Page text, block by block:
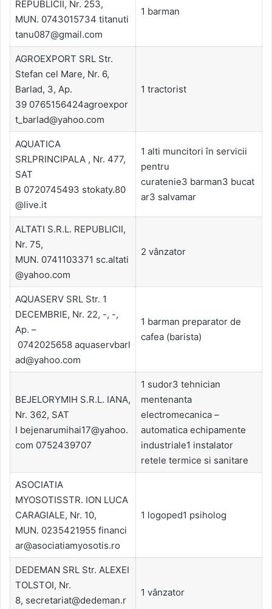
REPUBLICII, Nr. 253,
MUN. 0743015734 titanuti
tanu087@gmail.com
1 barman
AGROEXPORT SRL Str.
Stefan cel Mare, Nr. 6,
Barlad, 3, Ap.
39 0765156424agroexpor
t_barlad@yahoo.com
1 tractorist
AQUATICA
SRLPRINCIPALA , Nr. 477,
SAT
B 0720745493 stokaty.80
@live.it
1 alti muncitori în servicii
pentru
curatenie3 barman3 bucat
ar3 salvamar
ALTATI S.R.L. REPUBLICII,
Nr. 75,
MUN. 0741103371 sc.altati
@yahoo.com
2 vânzator
AQUASERV SRL Str. 1
DECEMBRIE, Nr. 22, -, -,
Ap. –
0742025658 aquaservbarl
ad@yahoo.com
1 barman preparator de
cafea (barista)
BEJELORYMIH S.R.L. IANA,
Nr. 362, SAT
I bejenarumihai17@yahoo.
com 0752439707
1 sudor3 tehnician
mentenanta
electromecanica –
automatica echipamente
industriale1 instalator
retele termice si sanitare
ASOCIATIA
MYOSOTISSTR. ION LUCA
CARAGIALE, Nr. 10,
MUN. 0235421955 financi
ar@asociatiamyosotis.ro
1 logoped1 psiholog
DEDEMAN SRL Str. ALEXEI
TOLSTOI, Nr.
8, secretariat@dedeman.r
1 vânzator